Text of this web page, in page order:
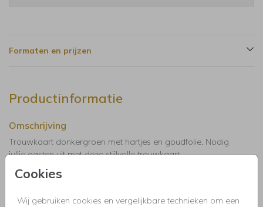
Cookies
Wij gebruiken cookies en vergelijkbare technieken om een
Formaten en prijzen
Productinformatie
Omschrijving
Trouwkaart donkergroen met hartjes en goudfolie. Nodig
jullie gasten uit met deze stijlvolle trouwkaart.
Trouwkaarten, Save the Date, menukaarten en bedankkaartjes